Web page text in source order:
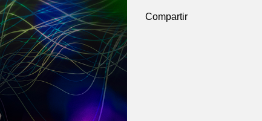
Compartir